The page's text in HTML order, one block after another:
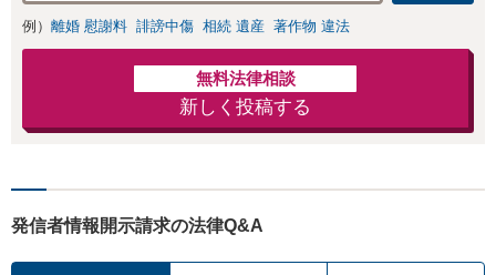
例） 離婚 慰謝料 誹謗中傷 相続 遺産 著作物 違法
無料法律相談
新しく投稿する
発信者情報開示請求の法律Q&A